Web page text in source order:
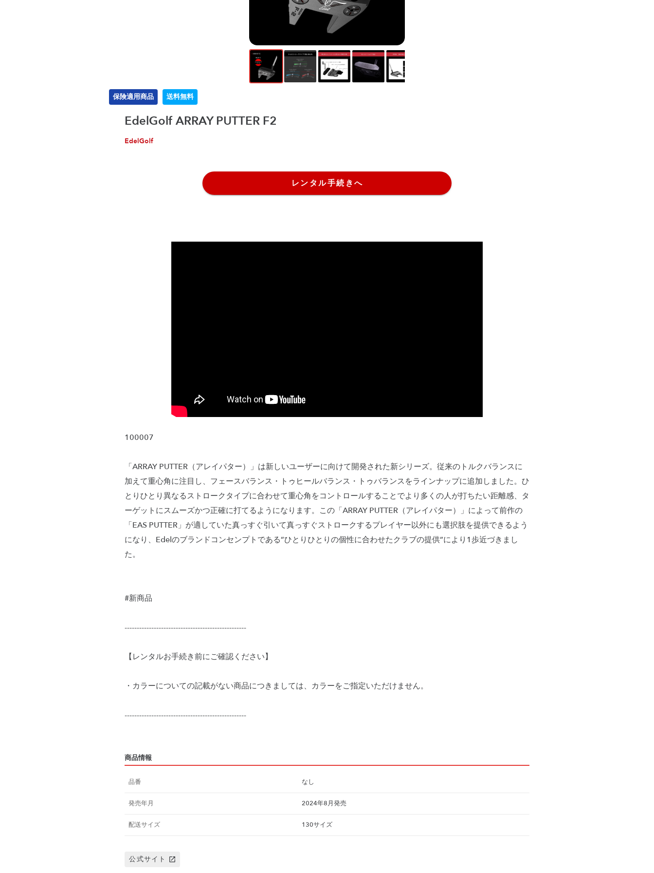
保険適用商品 送料無料
EdelGolf ARRAY PUTTER F2
EdelGolf
レンタル手続きへ
100007
「ARRAY PUTTER（アレイパター）」は新しいユーザーに向けて開発された新シリーズ。従来のトルクバランスに
加えて重心角に注目し、フェースバランス・トゥヒールバランス・トゥバランスをラインナップに追加しました。ひ
とりひとり異なるストロークタイプに合わせて重心角をコントロールすることでより多くの人が打ちたい距離感、タ
ーゲットにスムーズかつ正確に打てるようになります。この「ARRAY PUTTER（アレイパター）」によって前作の
「EAS PUTTER」が適していた真っすぐ引いて真っすぐストロークするプレイヤー以外にも選択肢を提供できるよう
になり、Edelのブランドコンセンプトである”ひとりひとりの個性に合わせたクラブの提供”により1歩近づきまし
た。
#新商品
--------------------------------------------------
【レンタルお手続き前にご確認ください】
・カラーについての記載がない商品につきましては、カラーをご指定いただけません。
--------------------------------------------------
商品情報
品番 なし
発売年月 2024年8月発売
配送サイズ 130サイズ
公式サイト